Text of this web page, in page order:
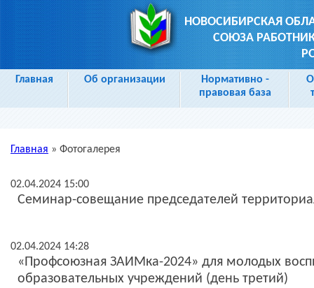
НОВОСИБИРСКАЯ
СОЮЗА
Главная Об организации
Нормативно -
правовая база
Главная » Фотогалерея
02.04.2024 15:00
Семинар-совещание председателей
02.04.2024 14:28
«Профсоюзная ЗАИМка-2024» для молодых
образовательных учреждений (день третий)